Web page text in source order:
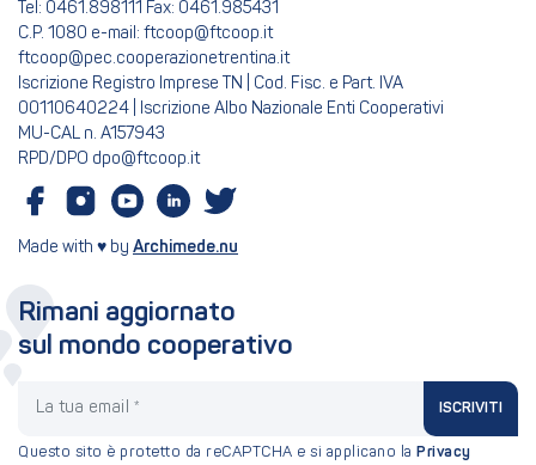
Tel: 0461.898111 Fax: 0461.985431
C.P. 1080 e-mail: ftcoop@ftcoop.it
ftcoop@pec.cooperazionetrentina.it
Iscrizione Registro Imprese TN | Cod. Fisc. e Part. IVA
00110640224 | Iscrizione Albo Nazionale Enti Cooperativi
MU-CAL n. A157943
RPD/DPO dpo@ftcoop.it
Made with ♥ by Archimede.nu
Rimani aggiornato
sul mondo cooperativo
ISCRIVITI
Questo sito è protetto da reCAPTCHA e si applicano la Privacy